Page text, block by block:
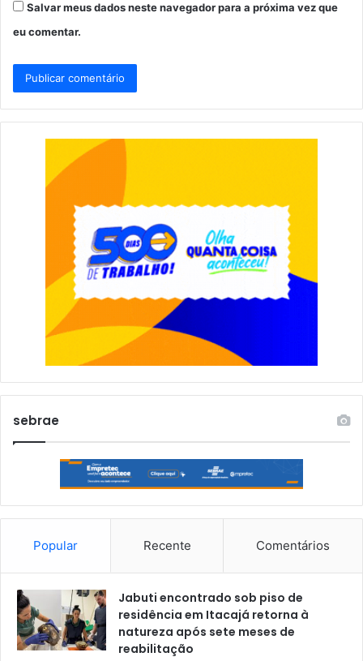
Salvar meus dados neste navegador para a próxima vez que
eu comentar.
sebrae
Popular Recente Comentários
Jabuti encontrado sob piso de
residência em Itacajá retorna à
natureza após sete meses de
reabilitação